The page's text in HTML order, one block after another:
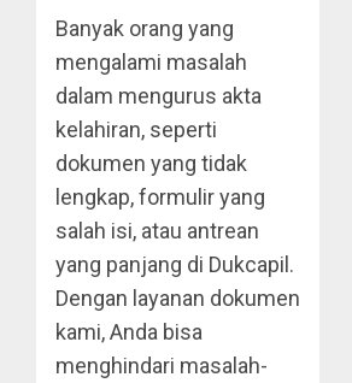
Banyak orang yang
mengalami masalah
dalam mengurus akta
kelahiran, seperti
dokumen yang tidak
lengkap, formulir yang
salah isi, atau antrean
yang panjang di Dukcapil.
Dengan layanan dokumen
kami, Anda bisa
menghindari masalah-